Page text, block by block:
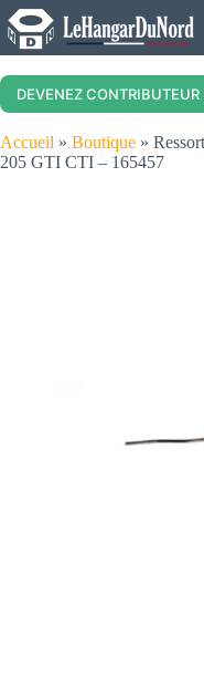
Skip
to
content
DEVENEZ CONTRIBUTEUR
Accueil » Boutique »
205 GTI CTI – 165457